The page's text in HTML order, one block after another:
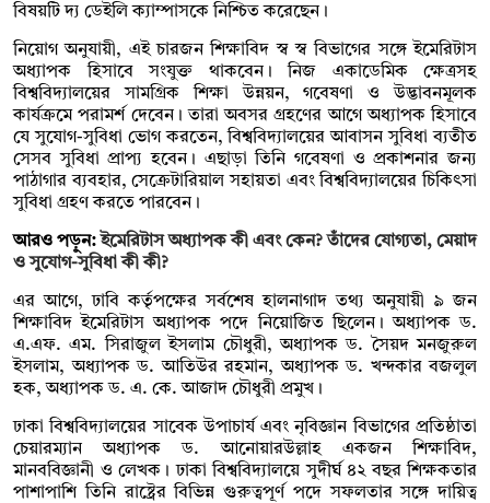
বিষয়টি দ্য ডেইলি ক্যাম্পাসকে নিশ্চিত করেছেন।
নিয়োগ অনুযায়ী, এই চারজন শিক্ষাবিদ স্ব স্ব বিভাগের সঙ্গে ইমেরিটাস
অধ্যাপক হিসাবে সংযুক্ত থাকবেন। নিজ একাডেমিক ক্ষেত্রসহ
বিশ্ববিদ্যালয়ের সামগ্রিক শিক্ষা উন্নয়ন, গবেষণা ও উদ্ভাবনমূলক
কার্যক্রমে পরামর্শ দেবেন। তারা অবসর গ্রহণের আগে অধ্যাপক হিসাবে
যে সুযোগ-সুবিধা ভোগ করতেন, বিশ্ববিদ্যালয়ের আবাসন সুবিধা ব্যতীত
সেসব সুবিধা প্রাপ্য হবেন। এছাড়া তিনি গবেষণা ও প্রকাশনার জন্য
পাঠাগার ব্যবহার, সেক্রেটারিয়াল সহায়তা এবং বিশ্ববিদ্যালয়ের চিকিৎসা
সুবিধা গ্রহণ করতে পারবেন।
আরও পড়ুন:ইমেরিটাস অধ্যাপক কী এবং কেন? তাঁদের যোগ্যতা, মেয়াদ
ও সুযোগ-সুবিধা কী কী?
এর আগে, ঢাবি কর্তৃপক্ষের সর্বশেষ হালনাগাদ তথ্য অনুযায়ী ৯ জন
শিক্ষাবিদ ইমেরিটাস অধ্যাপক পদে নিয়োজিত ছিলেন। অধ্যাপক ড.
এ.এফ. এম. সিরাজুল ইসলাম চৌধুরী, অধ্যাপক ড. সৈয়দ মনজুরুল
ইসলাম, অধ্যাপক ড. আতিউর রহমান, অধ্যাপক ড. খন্দকার বজলুল
হক, অধ্যাপক ড. এ. কে. আজাদ চৌধুরী প্রমুখ।
ঢাকা বিশ্ববিদ্যালয়ের সাবেক উপাচার্য এবং নৃবিজ্ঞান বিভাগের প্রতিষ্ঠাতা
চেয়ারম্যান অধ্যাপক ড. আনোয়ারউল্লাহ একজন শিক্ষাবিদ,
মানববিজ্ঞানী ও লেখক। ঢাকা বিশ্ববিদ্যালয়ে সুদীর্ঘ ৪২ বছর শিক্ষকতার
পাশাপাশি তিনি রাষ্ট্রের বিভিন্ন গুরুত্বপূর্ণ পদে সফলতার সঙ্গে দায়িত্ব